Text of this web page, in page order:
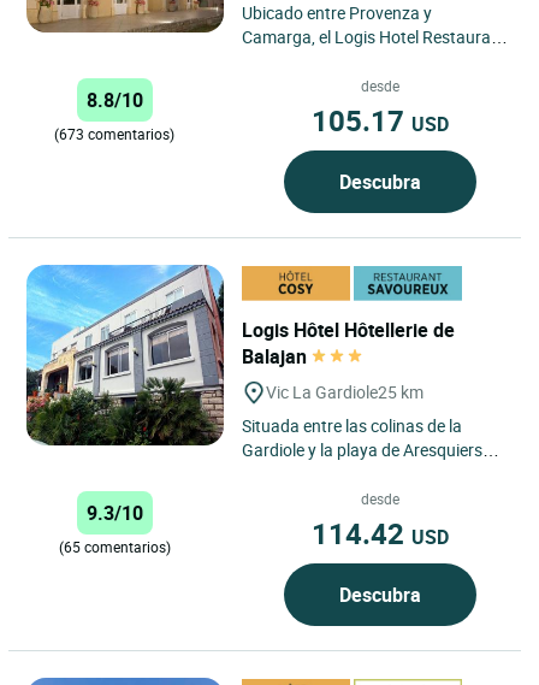
Ubicado entre Provenza y
Camarga, el Logis Hotel Restaurant
Mortes ofrece una ubicación
privilegiada...
8.8/10
(673 comentarios)
desde
105.17 USD
Descubra
Logis Hôtel Hôtellerie de
Balajan
Vic La Gardiole25 km
Situada entre las colinas de la
Gardiole y la playa de Aresquiers
Barajan” se sitúa...
9.3/10
(65 comentarios)
desde
114.42 USD
Descubra